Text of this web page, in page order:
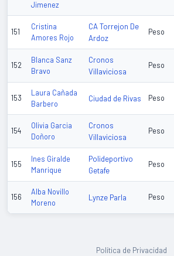
Jimenez
151
Cristina
Amores Rojo
CA Torrejon De
Ardoz
Peso
152
Blanca Sanz
Bravo
Cronos
Villaviciosa
Peso
153
Laura Cañada
Barbero
Ciudad de Rivas Peso
154
Olivia Garcia
Doñoro
Cronos
Villaviciosa
Peso
155
Ines Giralde
Manrique
Polideportivo
Getafe
Peso
156
Alba Novillo
Moreno
Lynze Parla Peso
Política de Privacidad